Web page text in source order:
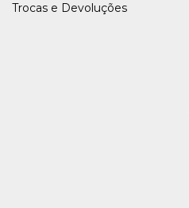
Trocas e Devoluções